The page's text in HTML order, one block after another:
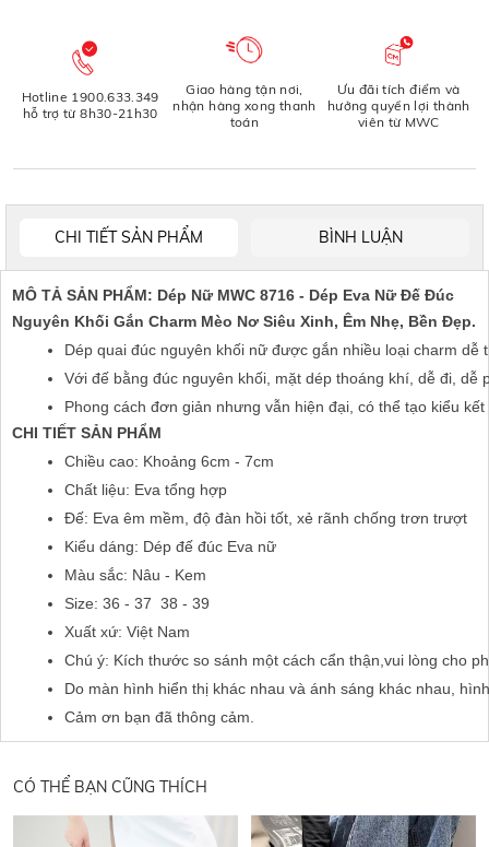
Hotline 1900.633.349
hỗ trợ từ 8h30-21h30
Giao hàng tận nơi,
nhận hàng xong thanh
toán
Ưu đãi tích điểm và
hưởng quyền lợi thành
viên từ MWC
CHI TIẾT SẢN PHẨM BÌNH LUẬN
MÔ TẢ SẢN PHẨM: Dép Nữ MWC 8716 - Dép Eva Nữ Đế Đúc
Nguyên Khối Gắn Charm Mèo Nơ Siêu Xinh, Êm Nhẹ, Bền Đẹp.
Dép quai đúc nguyên khối nữ được gắn nhiều loại charm
Với đế bằng đúc nguyên khối, mặt dép thoáng khí, dễ đi,
Phong cách đơn giản nhưng vẫn hiện đại, có thể tạo kiểu
CHI TIẾT SẢN PHẨM
Chiều cao: Khoảng 6cm - 7cm
Chất liệu: Eva tổng hợp
Đế: Eva êm mềm, độ đàn hồi tốt, xẻ rãnh chống trơn trượt
Kiểu dáng: Dép đế đúc Eva nữ
Màu sắc: Nâu - Kem
Size: 36 - 37  38 - 39
Xuất xứ: Việt Nam
Chú ý: Kích thước so sánh một cách cẩn thận,vui lòng cho
Do màn hình hiển thị khác nhau và ánh sáng khác nhau,
Cảm ơn bạn đã thông cảm.
CÓ THỂ BẠN CŨNG THÍCH